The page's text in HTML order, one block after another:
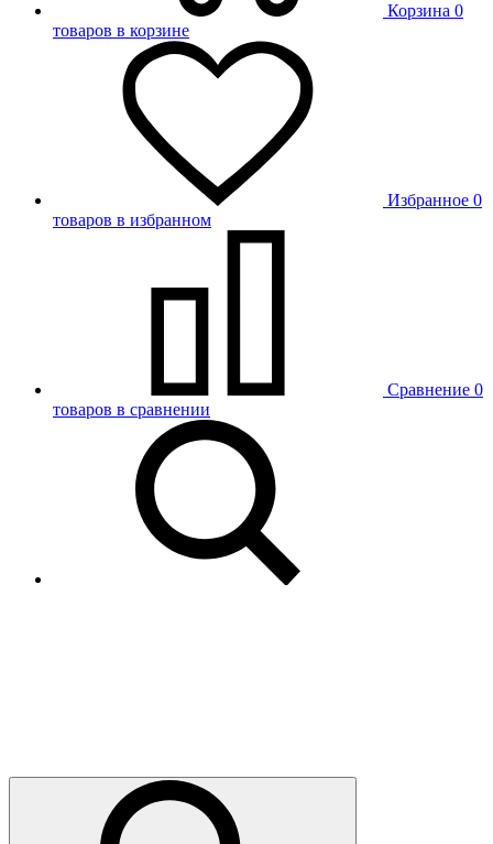
Корзина 0
товаров в корзине
Избранное 0
товаров в избранном
Сравнение 0
товаров в сравнении